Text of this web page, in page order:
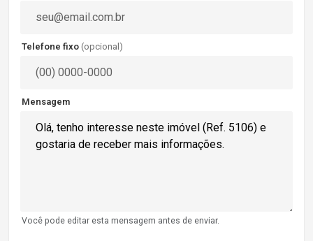
Telefone fixo (opcional)
Mensagem
Você pode editar esta mensagem antes de enviar.